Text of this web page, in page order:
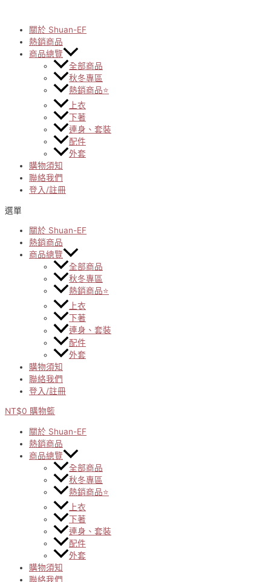
content關於 Shuan-EF
熱銷商品
商品總覽
全部商品
秋冬專區
熱銷商品⭐
上衣
下著
連身、套裝
配件
外套
購物須知
聯絡我們
登入/註冊
選單
關於 Shuan-EF
熱銷商品
商品總覽
全部商品
秋冬專區
熱銷商品⭐
上衣
下著
連身、套裝
配件
外套
購物須知
聯絡我們
登入/註冊
NT$0 購物籃
關於 Shuan-EF
熱銷商品
商品總覽
全部商品
秋冬專區
熱銷商品⭐
上衣
下著
連身、套裝
配件
外套
購物須知
聯絡我們